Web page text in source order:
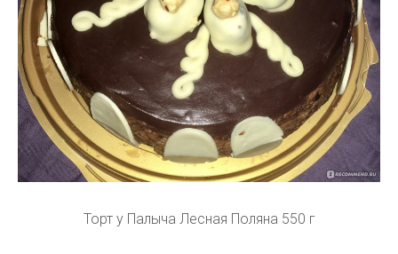
Торт у Палыча Лесная Поляна 550 г